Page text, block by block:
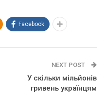
Facebook
NEXT POST
У скільки мільйонів
гривень українцям